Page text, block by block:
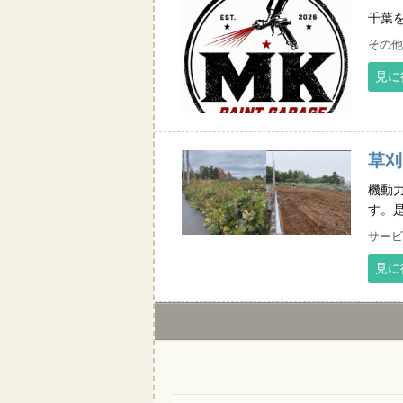
千葉
その他
見
草
機動
す。
サー
見